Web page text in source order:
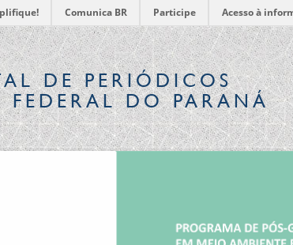
Comunica BR Participe Acesso à
DE PERIÓDICOS
FEDERAL DO PARANÁ